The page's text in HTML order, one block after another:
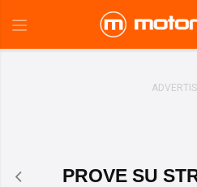
PROVE SU